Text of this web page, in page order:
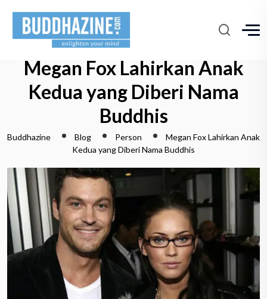
Megan Fox Lahirkan Anak
Kedua yang Diberi Nama
Buddhis
Buddhazine Blog Person
Megan Fox Lahirkan Anak
Kedua yang Diberi Nama Buddhis